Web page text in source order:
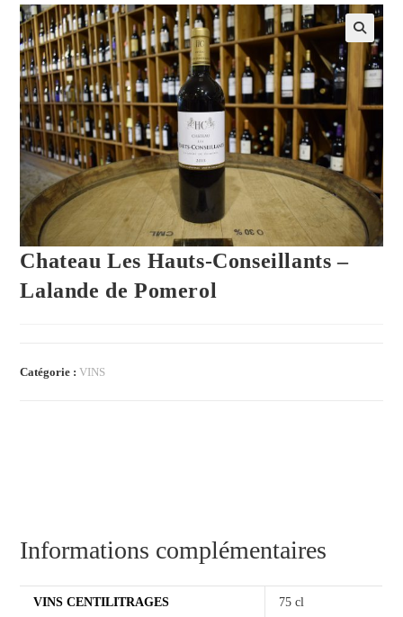
Chateau Les Hauts-Conseillants –
Lalande de Pomerol
Catégorie :VINS
Informations complémentaires
VINS CENTILITRAGES 75 cl